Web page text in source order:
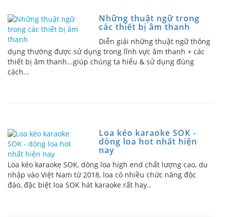
Những thuật ngữ trong
các thiết bị âm thanh
Diễn giải những thuật ngữ thông
dụng thường được sử dụng trong lĩnh vực âm thanh + các
thiết bị âm thanh...giúp chúng ta hiểu & sử dụng đúng
cách...
Loa kéo karaoke SOK -
dòng loa hot nhất hiện
nay
Loa kéo karaoke SOK, dòng loa high end chất lượng cao, du
nhập vào Việt Nam từ 2018, loa có nhiều chức năng độc
đáo, đặc biệt loa SOK hát karaoke rất hay..